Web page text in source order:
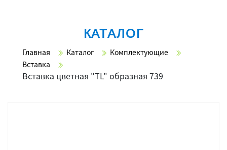
КАТАЛОГ
Главная Каталог
Комплектующие
Вставка
Вставка цветная "TL" образная 739